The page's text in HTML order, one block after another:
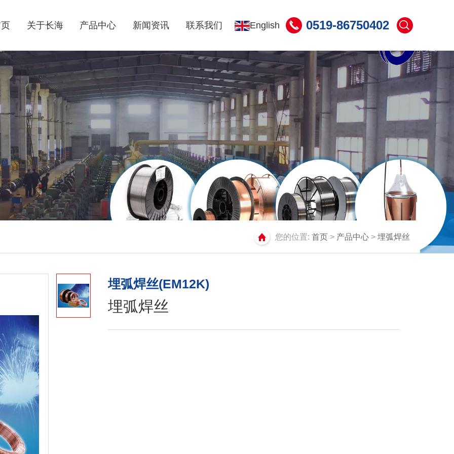
0519-86750402
关于长海
公司简介
企业风貌
荣誉资质
产品中心
不锈钢焊丝
氩弧焊丝
埋弧焊丝
药芯焊丝
桶装焊丝
新闻资讯
公司动态
行业资讯
联系我们
联系方式
电子地图
English
您的位置: 首页> 产品中心> 埋弧焊丝
埋弧焊丝(EM12K)
埋弧焊丝